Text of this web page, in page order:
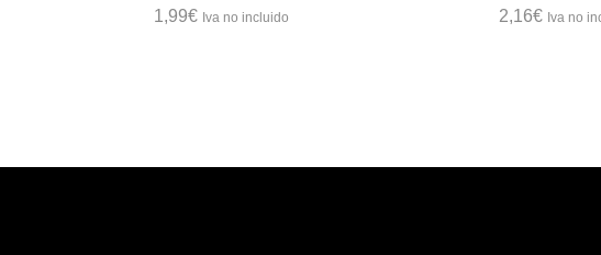
1,99€ Iva no incluido
2,16€ Iva no